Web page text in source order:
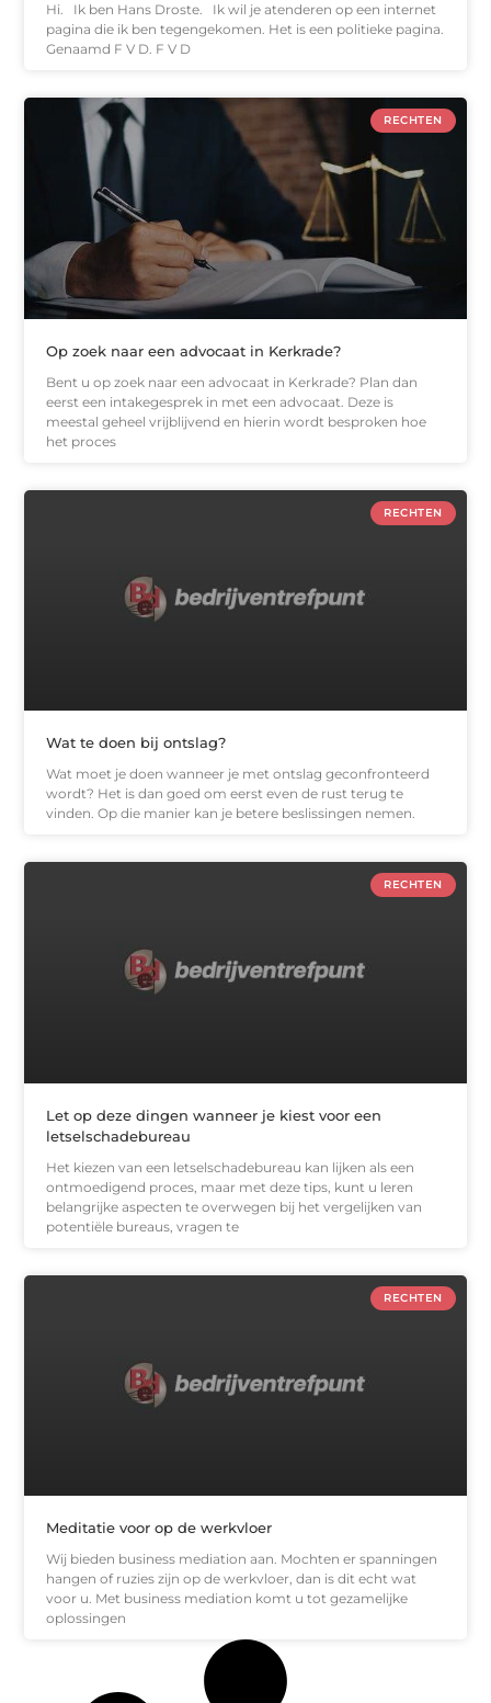
Hi. Ik ben Hans Droste. Ik wil je atenderen op een internet
pagina die ik ben tegengekomen. Het is een politieke pagina.
Genaamd F V D. F V D
RECHTEN
Op zoek naar een advocaat in Kerkrade?
Bent u op zoek naar een advocaat in Kerkrade? Plan dan
eerst een intakegesprek in met een advocaat. Deze is
meestal geheel vrijblijvend en hierin wordt besproken hoe
het proces
RECHTEN
Wat te doen bij ontslag?
Wat moet je doen wanneer je met ontslag geconfronteerd
wordt? Het is dan goed om eerst even de rust terug te
vinden. Op die manier kan je betere beslissingen nemen.
RECHTEN
Let op deze dingen wanneer je kiest voor een
letselschadebureau
Het kiezen van een letselschadebureau kan lijken als een
ontmoedigend proces, maar met deze tips, kunt u leren
belangrijke aspecten te overwegen bij het vergelijken van
potentiële bureaus, vragen te
RECHTEN
Meditatie voor op de werkvloer
Wij bieden business mediation aan. Mochten er spanningen
hangen of ruzies zijn op de werkvloer, dan is dit echt wat
voor u. Met business mediation komt u tot gezamelijke
oplossingen